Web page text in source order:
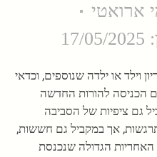
ארואטי
וילד או ילדה שנוספים, וכדאי
הכניסה להורות החדשה
גם ציפיות של הסביבה
אך במקביל גם חששות,
האחריות הגדולה שנכנסת